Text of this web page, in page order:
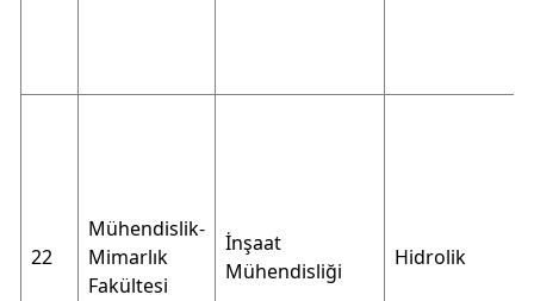
22
Mühendislik-
Mimarlık
Fakültesi
İnşaat
Mühendisliği
Hidrolik